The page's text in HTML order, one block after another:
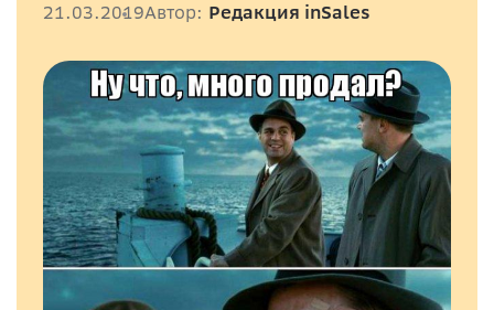
21.03.2019Автор: Редакция inSales